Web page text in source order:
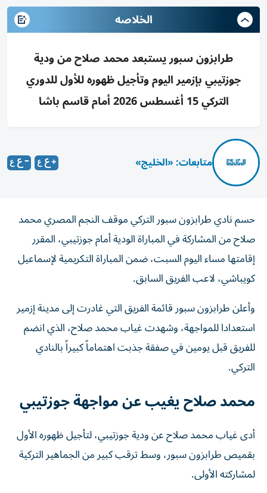
الخلاصه
طرابزون سبور يستبعد محمد صلاح من ودية
جوزتيبي بإزمير اليوم وتأجيل ظهوره للأول للدوري
التركي 15 أغسطس 2026 أمام قاسم باشا
متابعات: «الخليج»
حسم نادي طرابزون سبور التركي موقف النجم المصري محمد
صلاح من المشاركة في المباراة الودية أمام جوزتيبي، المقرر
إقامتها مساء اليوم السبت، ضمن المباراة التكريمية لإسماعيل
كويباشي، لاعب الفريق السابق.
وأعلن طرابزون سبور قائمة الفريق التي غادرت إلى مدينة إزمير
استعدادا للمواجهة، وشهدت غياب محمد صلاح، الذي انضم
للفريق قبل يومين في صفقة جذبت اهتماماً كبيراً بالنادي
التركي.
محمد صلاح يغيب عن مواجهة جوزتيبي
أدى غياب محمد صلاح عن ودية جوزتيبي، لتأجيل ظهوره الأول
بقميص طرابزون سبور، وسط ترقب كبير من الجماهير التركية
لمشاركته الأولى.